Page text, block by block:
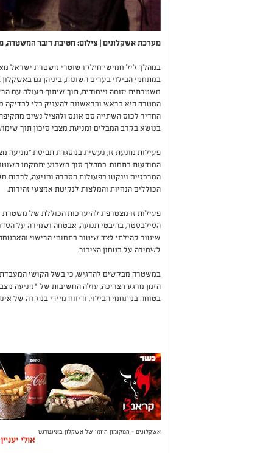
מערכת אשקלונים | צילום: חטיבת דובר המשטרה,
במהלך ליל חמישי חילקו שוטרי משטרת ישראל
במתחמי הבילוי בערים השונות, ביניהן גם
משטרתית יזומה וייחודית, תוך שיתוף פעולה עם
המטרה היא בראש ובראשונה להעניק כלי
החדיר לכוס השתייה סם אונס ולהציל נשים
בנושא בקרב המבלים ומניעת מצבי סיכון תוך
פעילות מונעת זו, נעשית במסגרת תפיסת "מניעה
המודעות בתחום. במהלך סוף השבוע יתמקמו
המרכזיים וינקטו בפעולות הסברה ומניעה, לרבות
הכוללים הנחיות והמלצות לנקיטת אמצעי זהירות.
פעילות זו מצטרפת להיערכות הכוללת של
הסילבסטר, בהיבטי תנועה, אבטחה ושמירה על
שיטור קהילתי לצד שיטור בתחומי הרישוי
לשמירה על בטחון הציבור.
במשטרה מבקשים להדגיש, כי בשל הקושי
הזמן מרגע הצריכה, עולה החשיבות של *מניעה
בטוחה במתחמי הבילוי, ודיווח מיידי במקרה של
אשקלונים - המקומון היומי של אשקלון באינטרנט
אולי